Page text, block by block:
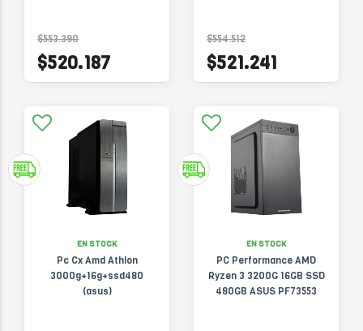
$553.390
$520.187
$554.512
$521.241
EN STOCK
Pc Cx Amd Athlon
3000g+16g+ssd480
(asus)
EN STOCK
PC Performance AMD
Ryzen 3 3200G 16GB SSD
480GB ASUS PF73553